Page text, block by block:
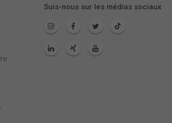
Suis-nous sur les médias sociaux